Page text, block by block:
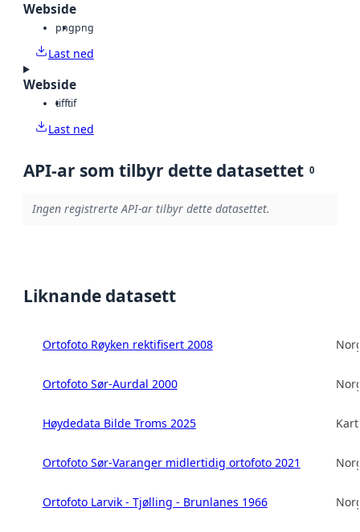
Webside
pngpng
Last ned
Webside
tifftif
Last ned
API-ar som tilbyr dette datasettet 0
Ingen registrerte API-ar tilbyr dette datasettet.
Liknande datasett
Ortofoto Røyken rektifisert 2008
Ortofoto Sør-Aurdal 2000
Høydedata Bilde Troms 2025
Ortofoto Sør-Varanger midlertidig ortofoto 2021
Ortofoto Larvik - Tjølling - Brunlanes 1966